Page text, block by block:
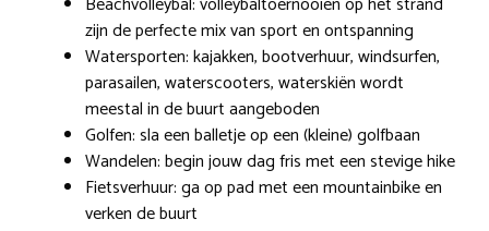
zijn de perfecte mix van sport en ontspanning
Watersporten: kajakken, bootverhuur, windsurfen,
parasailen, waterscooters, waterskiën wordt
meestal in de buurt aangeboden
Golfen: sla een balletje op een (kleine) golfbaan
Wandelen: begin jouw dag fris met een stevige hike
Fietsverhuur: ga op pad met een mountainbike en
verken de buurt